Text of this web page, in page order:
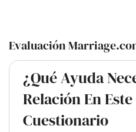
Evaluación
¿Qué Ayuda
Relación En
Cuestionario